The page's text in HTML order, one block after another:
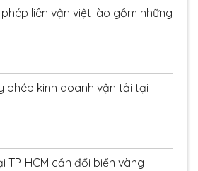
liên vận việt lào gồm những
phép kinh doanh vận tải tại
TP. HCM cần đổi biển vàng